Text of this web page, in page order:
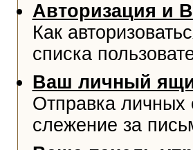
Авторизация и
Как
списка
Ваш личный
Отправка личных
слежение за